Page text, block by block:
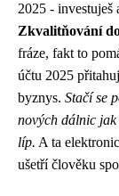
2025 - investuješ
Zkvalitňování
fráze, fakt to
účtu 2025
byznys. Stačí se
nových dálnic
líp. A ta
ušetří člověku